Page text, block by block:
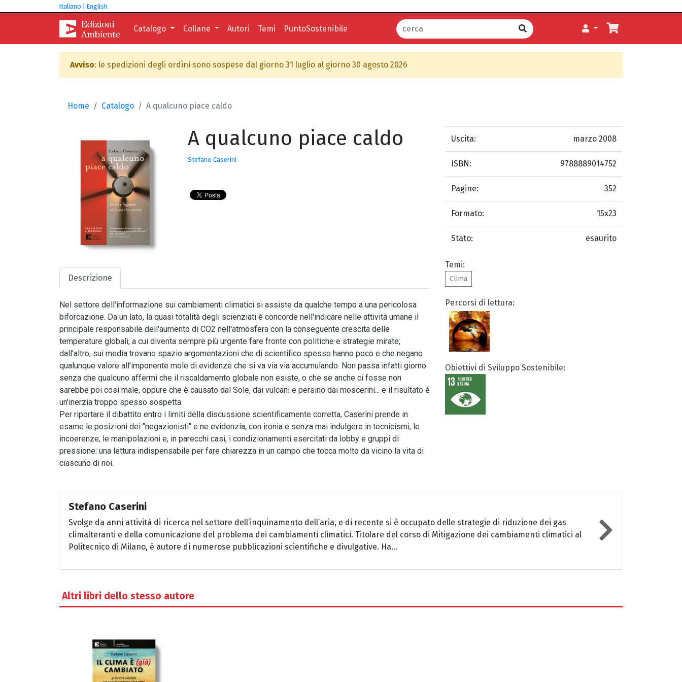
Italiano English
Catalogo Collane Autori Temi PuntoSostenibile
Avviso: le spedizioni degli ordini sono sospese dal giorno 31 luglio al giorno 30 agosto 2026
Home Catalogo A qualcuno piace caldo
A qualcuno piace caldo
Stefano Caserini
Descrizione
Nel settore dell'informazione sui cambiamenti climatici si assiste da qualche tempo a una pericolosa
biforcazione. Da un lato, la quasi totalità degli scienziati è concorde nell'indicare nelle attività umane il
principale responsabile dell'aumento di CO2 nell'atmosfera con la conseguente crescita delle
temperature globali, a cui diventa sempre più urgente fare fronte con politiche e strategie mirate;
dall'altro, sui media trovano spazio argomentazioni che di scientifico spesso hanno poco e che negano
qualunque valore all'imponente mole di evidenze che si va via via accumulando. Non passa infatti giorno
senza che qualcuno affermi che il riscaldamento globale non esiste, o che se anche ci fosse non
sarebbe poi così male, oppure che è causato dal Sole, dai vulcani e persino dai moscerini... e il risultato è
un'inerzia troppo spesso sospetta.
Per riportare il dibattito entro i limiti della discussione scientificamente corretta, Caserini prende in
esame le posizioni dei "negazionisti" e ne evidenzia, con ironia e senza mai indulgere in tecnicismi, le
incoerenze, le manipolazioni e, in parecchi casi, i condizionamenti esercitati da lobby e gruppi di
pressione: una lettura indispensabile per fare chiarezza in un campo che tocca molto da vicino la vita di
ciascuno di noi.
Uscita: marzo 2008
ISBN: 9788889014752
Pagine: 352
Formato: 15x23
Stato: esaurito
Temi:
Clima
Percorsi di lettura:
Obiettivi di Sviluppo Sostenibile:
Stefano Caserini
Svolge da anni attività di ricerca nel settore dell’inquinamento dell’aria, e di recente si è occupato delle strategie di riduzione dei gas
climalteranti e della comunicazione del problema dei cambiamenti climatici. Titolare del corso di Mitigazione dei cambiamenti climatici al
Politecnico di Milano, è autore di numerose pubblicazioni scientifiche e divulgative. Ha...
Altri libri dello stesso autore